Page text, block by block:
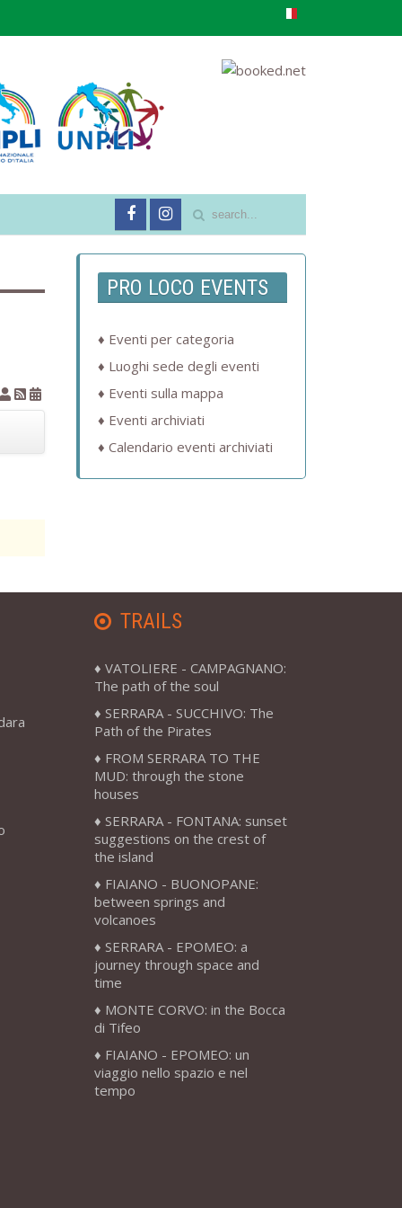
PRO LOCO EVENTS
Eventi per categoria
Luoghi sede degli eventi
Eventi sulla mappa
Eventi archiviati
Calendario eventi archiviati
TRAILS
VATOLIERE - CAMPAGNANO:
The path of the soul
SERRARA - SUCCHIVO: The
Path of the Pirates
FROM SERRARA TO THE
MUD: through the stone
houses
SERRARA - FONTANA: sunset
suggestions on the crest of
the island
FIAIANO - BUONOPANE:
between springs and
volcanoes
SERRARA - EPOMEO: a
journey through space and
time
MONTE CORVO: in the Bocca
di Tifeo
FIAIANO - EPOMEO: un
viaggio nello spazio e nel
tempo